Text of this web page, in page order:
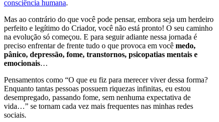
consciência humana.
Mas ao contrário do que você pode pensar, embora seja um herdeiro
perfeito e legítimo do Criador, você não está pronto! O seu caminho
na evolução só começou. E para seguir adiante nessa jornada é
preciso enfrentar de frente tudo o que provoca em você medo,
pânico, depressão, fome, transtornos, psicopatias mentais e
emocionais…
Pensamentos como “O que eu fiz para merecer viver dessa forma?
Enquanto tantas pessoas possuem riquezas infinitas, eu estou
desempregado, passando fome, sem nenhuma expectativa de
vida…” se tornam cada vez mais frequentes nas minhas redes
sociais.